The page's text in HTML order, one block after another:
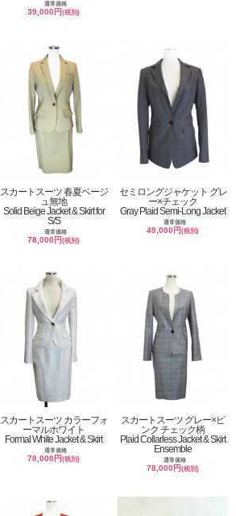
通常価格
39,000円(税別)
スカートスーツ 春夏ベージ
ュ無地
Solid Beige Jacket & Skirt for
S/S
通常価格
78,000円(税別)
セミロングジャケット グレ
ー×チェック
Gray Plaid Semi-Long Jacket
通常価格
49,000円(税別)
スカートスーツ カラーフォ
ーマルホワイト
Formal White Jacket & Skirt
通常価格
78,000円(税別)
スカートスーツ グレー×ピ
ンク チェック柄
Plaid Collarless Jacket & Skirt
Ensemble
通常価格
78,000円(税別)